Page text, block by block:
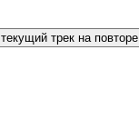
трек на повторе